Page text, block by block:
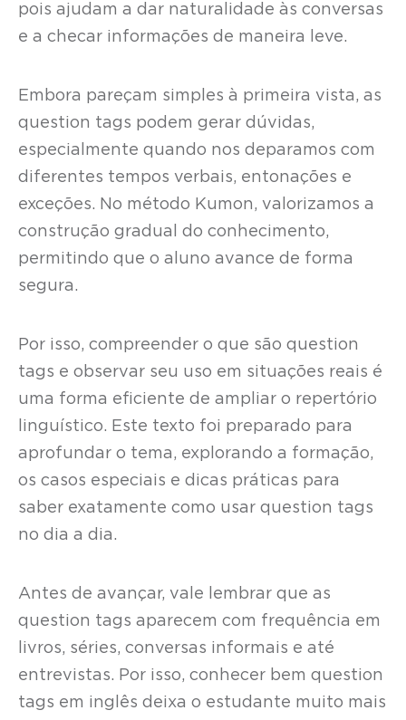
pois ajudam a dar naturalidade às conversas
e a checar informações de maneira leve.
Embora pareçam simples à primeira vista, as
question tags podem gerar dúvidas,
especialmente quando nos deparamos com
diferentes tempos verbais, entonações e
exceções. No método Kumon, valorizamos a
construção gradual do conhecimento,
permitindo que o aluno avance de forma
segura.
Por isso, compreender o que são question
tags e observar seu uso em situações reais é
uma forma eficiente de ampliar o repertório
linguístico. Este texto foi preparado para
aprofundar o tema, explorando a formação,
os casos especiais e dicas práticas para
saber exatamente como usar question tags
no dia a dia.
Antes de avançar, vale lembrar que as
question tags aparecem com frequência em
livros, séries, conversas informais e até
entrevistas. Por isso, conhecer bem question
tags em inglês deixa o estudante muito mais